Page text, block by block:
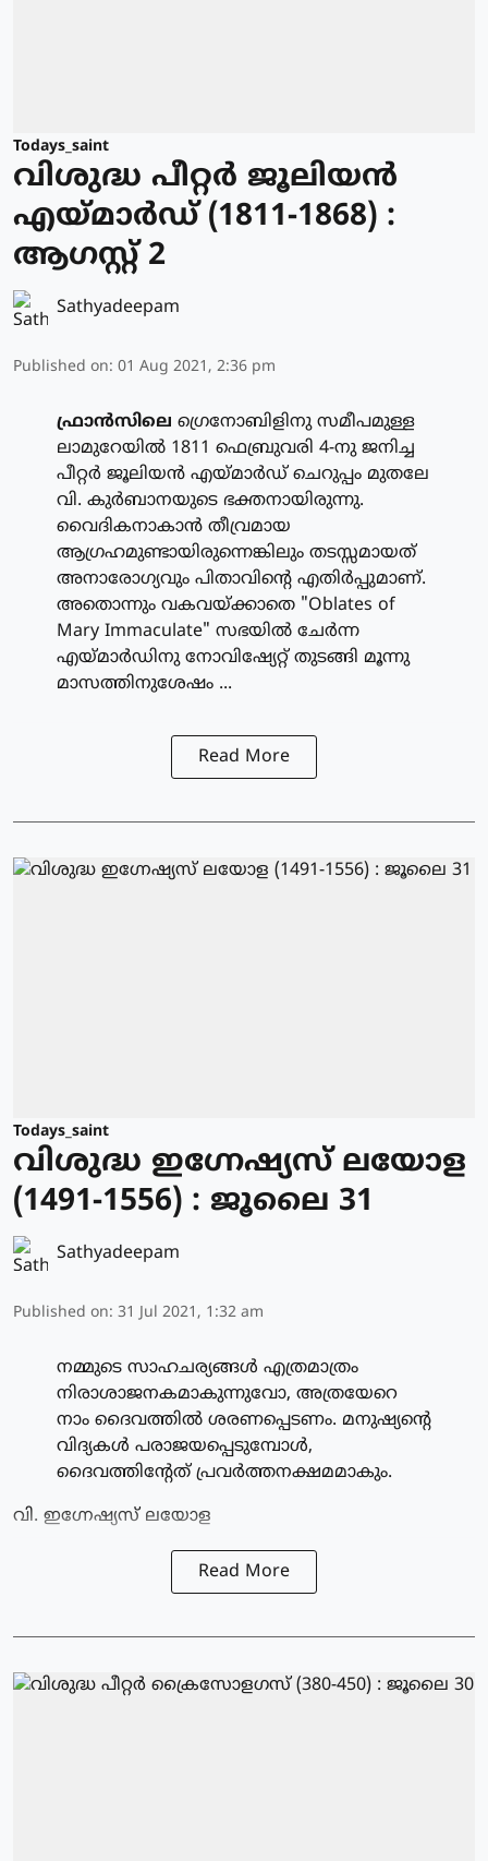
Todays_saint
വിശുദ്ധ പീറ്റര്‍ ജൂലിയന്‍
എയ്മാര്‍ഡ് (1811-1868) :
ആഗസ്റ്റ് 2
Sathyadeepam
Published on: 01 Aug 2021, 2:36 pm
ഫ്രാന്‍സിലെ ഗ്രെനോബിളിനു സമീപമുള്ള
ലാമുറേയില്‍ 1811 ഫെബ്രുവരി 4-നു ജനിച്ച
പീറ്റര്‍ ജൂലിയന്‍ എയ്മാര്‍ഡ് ചെറുപ്പം മുതലേ
വി. കുര്‍ബാനയുടെ ഭക്തനായിരുന്നു.
വൈദികനാകാന്‍ തീവ്രമായ
ആഗ്രഹമുണ്ടായിരുന്നെങ്കിലും തടസ്സമായത്
അനാരോഗ്യവും പിതാവിന്റെ എതിര്‍പ്പുമാണ്.
അതൊന്നും വകവയ്ക്കാതെ "Oblates of
Mary Immaculate" സഭയില്‍ ചേര്‍ന്ന
എയ്മാര്‍ഡിനു നോവിഷ്യേറ്റ് തുടങ്ങി മൂന്നു
മാസത്തിനുശേഷം ...
Read More
Todays_saint
വിശുദ്ധ ഇഗ്നേഷ്യസ് ലയോള
(1491-1556) : ജൂലൈ 31
Sathyadeepam
Published on: 31 Jul 2021, 1:32 am
നമ്മുടെ സാഹചര്യങ്ങള്‍ എത്രമാത്രം
നിരാശാജനകമാകുന്നുവോ, അത്രയേറെ
നാം ദൈവത്തില്‍ ശരണപ്പെടണം. മനുഷ്യന്റെ
വിദ്യകള്‍ പരാജയപ്പെടുമ്പോള്‍,
ദൈവത്തിന്റേത് പ്രവര്‍ത്തനക്ഷമമാകും.
വി. ഇഗ്നേഷ്യസ് ലയോള
Read More